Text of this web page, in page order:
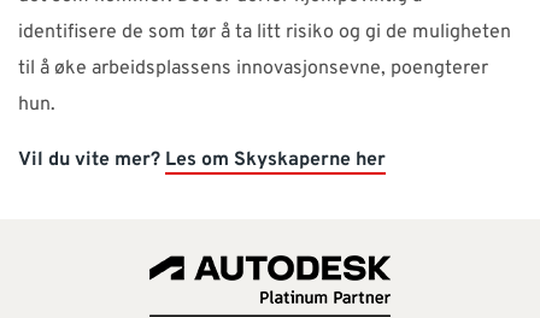
identifisere de som tør å ta litt risiko og gi de muligheten
til å øke arbeidsplassens innovasjonsevne, poengterer
hun.
Vil du vite mer? Les om Skyskaperne her